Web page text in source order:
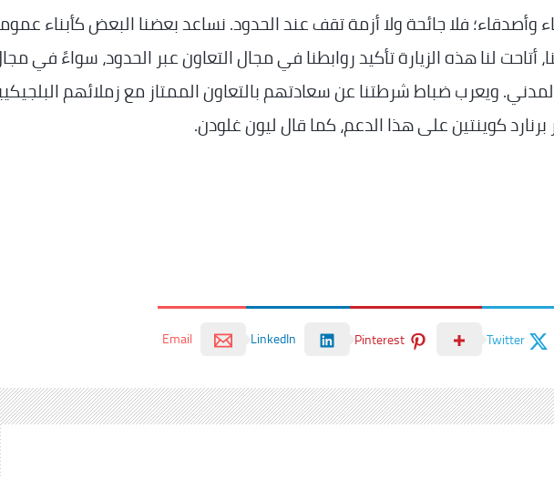
وأصدقاء؛ فلا جائحة ولا أزمة تقف عند الحدود. نساعد بعضنا البعض كأبناء
أتاحت لنا هذه الزيارة تأكيد روابطنا في مجال التعاون عبر الحدود، سواءً في
ويعرب ضباط شرطتنا عن سعادتهم بالتعاون الممتاز مع زملائهم
كوينتين على هذا الدعم، كما قال ليون غلودن.
Twitter
Pinterest
LinkedIn
Email